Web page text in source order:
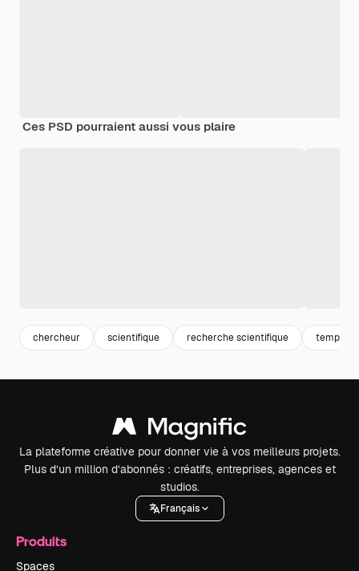
Ces PSD pourraient aussi vous plaire
chercheur scientifique recherche scientifique
La plateforme créative pour donner vie à vos meilleurs projets.
Plus d’un million d’abonnés : créatifs, entreprises, agences et
studios.
Français
Produits
Spaces